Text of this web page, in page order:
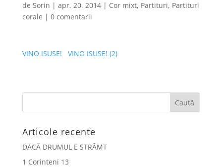
de Sorin | apr. 20, 2014| Cor mixt, Partituri, Partituri
corale | 0 comentarii
VINO ISUSE! VINO ISUSE! (2)
Articole recente
DACĂ DRUMUL E STRÂMT
1 Corinteni 13